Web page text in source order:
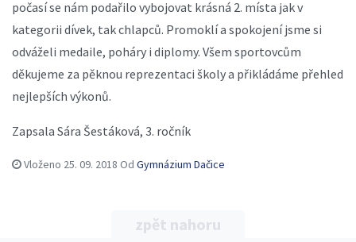
počasí se nám podařilo vybojovat krásná 2. místa jak v
kategorii dívek, tak chlapců. Promoklí a spokojení jsme si
odváželi medaile, poháry i diplomy. Všem sportovcům
děkujeme za pěknou reprezentaci školy a přikládáme přehled
nejlepších výkonů.
Zapsala Sára Šestáková, 3. ročník
Vloženo 25. 09. 2018 Od Gymnázium Dačice
zpět nahoru